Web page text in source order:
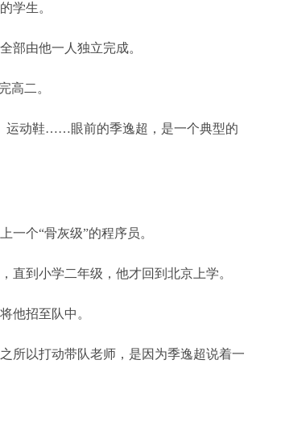
学生。
部由他一人独立完成。
高二。
运动鞋……眼前的季逸超，是一个典型的
一个“骨灰级”的程序员。
直到小学二年级，他才回到北京上学。
他招至队中。
所以打动带队老师，是因为季逸超说着一